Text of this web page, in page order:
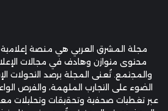
مجلة المشرق العربي هي منصة
محتوى متوازن وهادف في مجالات
والمجتمع. تُعنى المجلة برصد التحولات
الضوء على التجارب الملهمة، والفرص
عبر تغطيات صحفية وتحقيقات وتحليلات